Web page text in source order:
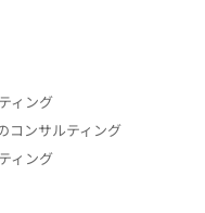
ィング
コンサルティング
ィング